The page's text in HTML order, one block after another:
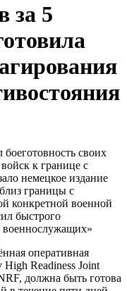
за 5
своих
к границе с
немецкое издание
границы с
конкретной военной
быстрого
военнослужащих»‎
оперативная
Readiness Joint
должна быть готова